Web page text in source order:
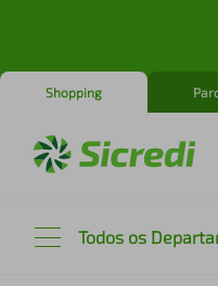
Shopping
Todos os